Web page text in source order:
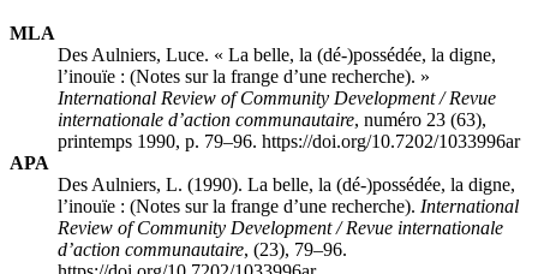
MLA
Des Aulniers, Luce. « La belle, la (dé-)possédée, la digne,
l’inouïe : (Notes sur la frange d’une recherche). »
International Review of Community Development / Revue
internationale d’action communautaire, numéro 23 (63),
printemps 1990, p. 79–96. https://doi.org/10.7202/1033996ar
APA
Des Aulniers, L. (1990). La belle, la (dé-)possédée, la digne,
l’inouïe : (Notes sur la frange d’une recherche). International
Review of Community Development / Revue internationale
d’action communautaire, (23), 79–96.